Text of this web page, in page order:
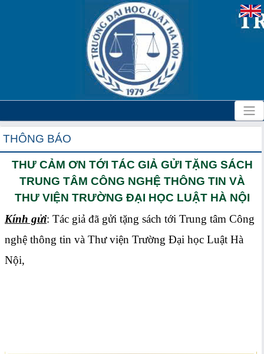
THÔNG BÁO
THƯ CẢM ƠN TỚI TÁC GIẢ GỬI TẶNG SÁCH
TRUNG TÂM CÔNG NGHỆ THÔNG TIN VÀ
THƯ VIỆN TRƯỜNG ĐẠI HỌC LUẬT HÀ NỘI
Kính gửi: Tác giả đã gửi tặng sách tới Trung tâm Công
nghệ thông tin và Thư viện Trường Đại học Luật Hà
Nội,